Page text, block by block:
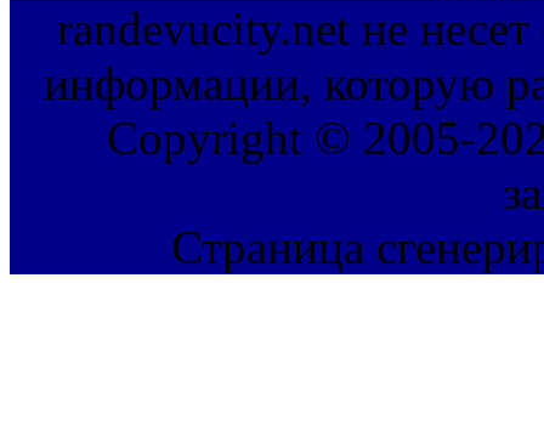
randevucity.net не несет
информации, которую
Copyright © 2005-
Страница